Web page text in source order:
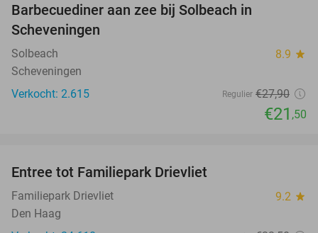
Barbecuediner aan zee bij Solbeach in
Scheveningen
Solbeach 8.9 star
Scheveningen
Verkocht: 2.615
Regulier €27,90
€21 ,50
Entree tot Familiepark Drievliet
Familiepark Drievliet 9.2 star
Den Haag